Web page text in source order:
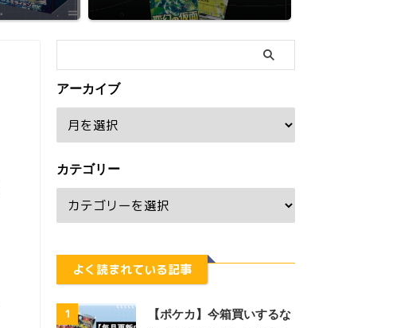
アーカイブ
カテゴリー
よく読まれている記事
1
【ポケカ】今箱買いするな